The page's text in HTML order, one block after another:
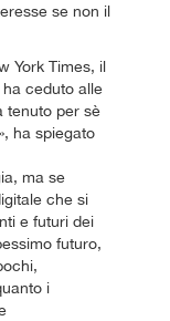
se non il
York Times, il
ceduto alle
tenuto per sè
ha spiegato
ma se
che si
e futuri dei
futuro,
i